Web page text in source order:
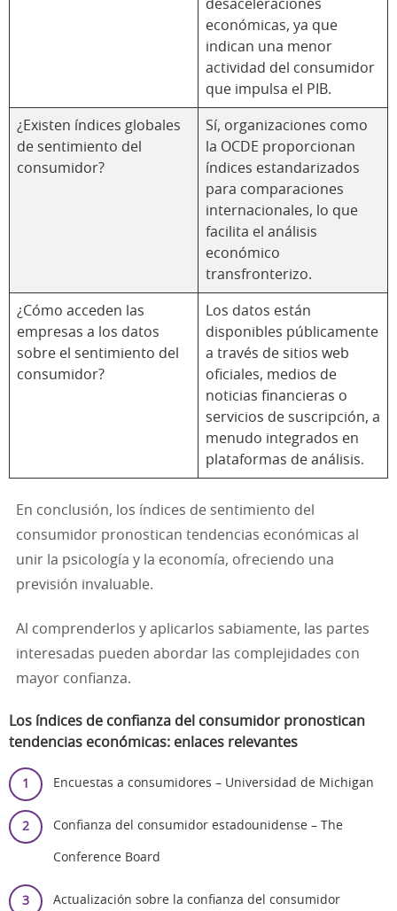
desaceleraciones
económicas, ya que
indican una menor
actividad del consumidor
que impulsa el PIB.
¿Existen índices globales
de sentimiento del
consumidor?
Sí, organizaciones como
la OCDE proporcionan
índices estandarizados
para comparaciones
internacionales, lo que
facilita el análisis
económico
transfronterizo.
¿Cómo acceden las
empresas a los datos
sobre el sentimiento del
consumidor?
Los datos están
disponibles públicamente
a través de sitios web
oficiales, medios de
noticias financieras o
servicios de suscripción, a
menudo integrados en
plataformas de análisis.
En conclusión, los índices de sentimiento del
consumidor pronostican tendencias económicas al
unir la psicología y la economía, ofreciendo una
previsión invaluable.
Al comprenderlos y aplicarlos sabiamente, las partes
interesadas pueden abordar las complejidades con
mayor confianza.
Los índices de confianza del consumidor pronostican
tendencias económicas: enlaces relevantes
Encuestas a consumidores – Universidad de Michigan
Confianza del consumidor estadounidense – The
Conference Board
Actualización sobre la confianza del consumidor